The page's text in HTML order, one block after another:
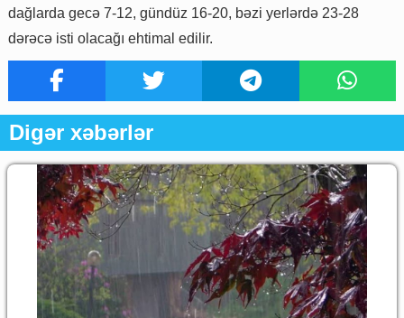
dağlarda gecə 7-12, gündüz 16-20, bəzi yerlərdə 23-28
dərəcə isti olacağı ehtimal edilir.
Digər xəbərlər